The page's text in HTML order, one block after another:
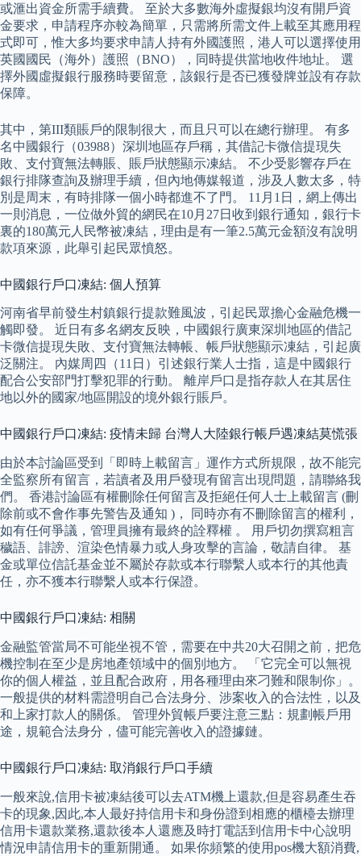
或滙出資金所需手續費。 至於大多數海外虛擬銀均沒有開戶資
金要求，申請程序亦較為簡單，只需將所需文件上載至其應用程
式即可，惟大多均要求申請人持有外國護照，港人可以選擇使用
英國國民（海外）護照（BNO），同時提供當地收件地址。 選
擇外國虛擬銀行服務時要留意，該銀行是否已獲發牌並設有存款
保障。
其中，第III類賬戶的限制很大，而且只可以在總行辦理。 有多
名中國銀行（03988）深圳地區存戶稱，其借記卡微信提現失
敗、支付寶無法轉賬、賬戶狀態顯示凍結。 不少受影響存戶在
銀行排隊查詢及辦理手續，但內地傳媒報道，涉及人數太多，特
別是周末，有時排隊一個小時都進不了門。 11月1日，網上傳出
一則消息，一位做外貿的網民在10月27日收到銀行通知，銀行卡
裏的180萬元人民幣被凍結，理由是有一筆2.5萬元金額沒有說明
款項來源，此舉引起民眾憤怒。
中國銀行戶口凍結: 個人預算
河南省早前發生村鎮銀行提款難風波，引起民眾擔心金融危機一
觸即發。 近日有多名網友反映，中國銀行廣東深圳地區的借記
卡微信提現失敗、支付寶無法轉帳、帳戶狀態顯示凍結，引起廣
泛關注。 內媒周四（11日）引述銀行業人士指，這是中國銀行
配合公安部門打擊犯罪的行動。 離岸戶口是指存款人在其居住
地以外的國家/地區開設的境外銀行賬戶。
中國銀行戶口凍結: 疫情未歸 台灣人大陸銀行帳戶遇凍結莫慌張
由於本討論區受到「即時上載留言」運作方式所規限，故不能完
全監察所有留言，若讀者及用戶發現有留言出現問題，請聯絡我
們。 香港討論區有權刪除任何留言及拒絕任何人士上載留言 (刪
除前或不會作事先警告及通知 )， 同時亦有不刪除留言的權利，
如有任何爭議，管理員擁有最終的詮釋權 。 用戶切勿撰寫粗言
穢語、誹謗、渲染色情暴力或人身攻擊的言論，敬請自律。 基
金或單位信託基金並不屬於存款或本行聯繫人或本行的其他責
任，亦不獲本行聯繫人或本行保證。
中國銀行戶口凍結: 相關
金融監管當局不可能坐視不管，需要在中共20大召開之前，把危
機控制在至少是房地產領域中的個別地方。 「它完全可以無視
你的個人權益，並且配合政府，用各種理由來刁難和限制你」。
一般提供的材料需證明自己合法身分、涉案收入的合法性，以及
和上家打款人的關係。 管理外貿帳戶要注意三點：規劃帳戶用
途，規範合法身分，儘可能完善收入的證據鏈。
中國銀行戶口凍結: 取消銀行戶口手續
一般來說,信用卡被凍結後可以去ATM機上還款,但是容易產生吞
卡的現象,因此,本人最好持信用卡和身份證到相應的櫃檯去辦理
信用卡還款業務,還款後本人還應及時打電話到信用卡中心說明
情況申請信用卡的重新開通。 如果你頻繁的使用pos機大額消費,